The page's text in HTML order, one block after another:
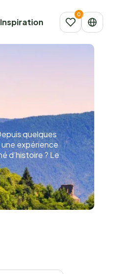
Inspiration
quelques
une expérience
d’histoire ? Le